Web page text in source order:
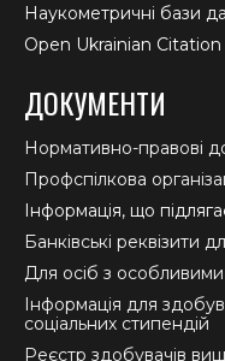
Наукометричні бази
Open Ukrainian
ДОКУМЕНТИ
Нормативно-правові
Профспілкова
Інформація, що
Банківські реквізити
Для осіб з
Інформація для
соціальних стипендій
Реєстр здобувачів